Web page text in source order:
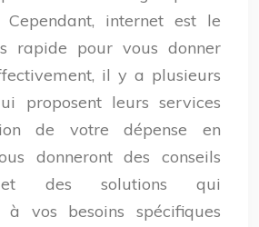
Cependant, internet est le
rapide pour vous donner
il y a plusieurs
proposent leurs services
de votre dépense en
donneront des conseils
et des solutions qui
à vos besoins spécifiques